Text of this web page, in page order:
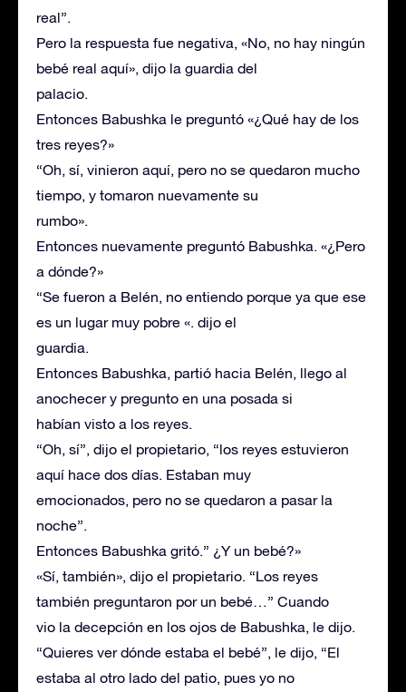
real”.
Pero la respuesta fue negativa, «No, no hay ningún
bebé real aquí», dijo la guardia del
palacio.
Entonces Babushka le preguntó «¿Qué hay de los
tres reyes?»
“Oh, sí, vinieron aquí, pero no se quedaron mucho
tiempo, y tomaron nuevamente su
rumbo».
Entonces nuevamente preguntó Babushka. «¿Pero
a dónde?»
“Se fueron a Belén, no entiendo porque ya que ese
es un lugar muy pobre «. dijo el
guardia.
Entonces Babushka, partió hacia Belén, llego al
anochecer y pregunto en una posada si
habían visto a los reyes.
“Oh, sí”, dijo el propietario, “los reyes estuvieron
aquí hace dos días. Estaban muy
emocionados, pero no se quedaron a pasar la
noche”.
Entonces Babushka gritó.” ¿Y un bebé?»
«Sí, también», dijo el propietario. “Los reyes
también preguntaron por un bebé…” Cuando
vio la decepción en los ojos de Babushka, le dijo.
“Quieres ver dónde estaba el bebé”, le dijo, “El
estaba al otro lado del patio, pues yo no